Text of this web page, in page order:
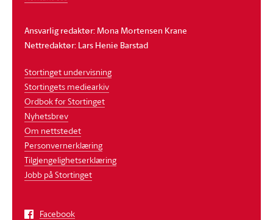
Ansvarlig redaktør: Mona Mortensen Krane
Nettredaktør: Lars Henie Barstad
Stortinget undervisning
Stortingets mediearkiv
Ordbok for Stortinget
Nyhetsbrev
Om nettstedet
Personvernerklæring
Tilgjengelighetserklæring
Jobb på Stortinget
Facebook